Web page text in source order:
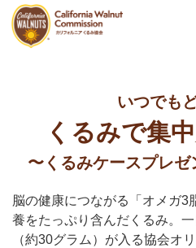
いつでも
くるみで集
〜くるみケースプレ
脳の健康につながる「オメガ3
養をたっぷり含んだくるみ。
（約30グラム）が入る協会オ